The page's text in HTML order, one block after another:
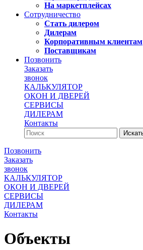
На маркетплейсах
Сотрудничество
Стать дилером
Дилерам
Корпоративным клиентам
Поставщикам
Позвонить
Заказать
звонок
КАЛЬКУЛЯТОР
ОКОН И ДВЕРЕЙ
СЕРВИСЫ
ДИЛЕРАМ
Контакты
Позвонить
Заказать
звонок
КАЛЬКУЛЯТОР
ОКОН И ДВЕРЕЙ
СЕРВИСЫ
ДИЛЕРАМ
Контакты
Объекты